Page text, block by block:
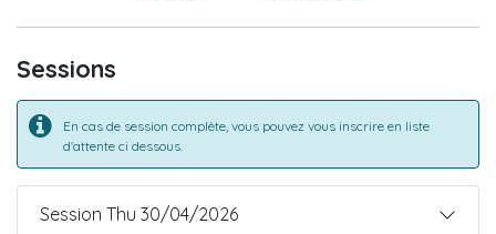
Sessions
En cas de session complète, vous pouvez vous inscrire en liste
d'attente ci dessous.
Session Thu 30/04/2026